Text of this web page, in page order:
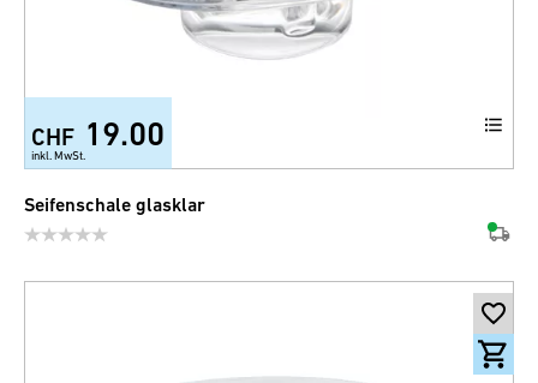
CHF 19.00
inkl. MwSt.
Seifenschale glasklar